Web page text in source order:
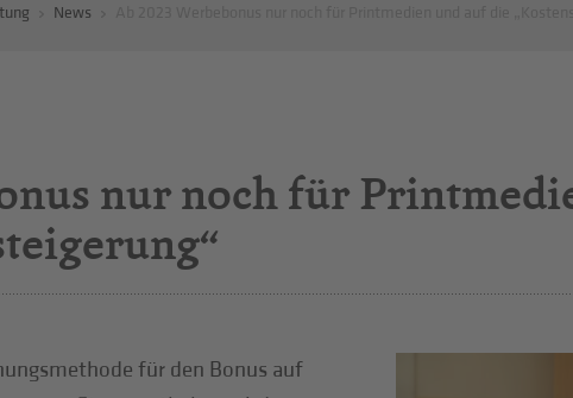
News
nur noch für
für den Bonus auf